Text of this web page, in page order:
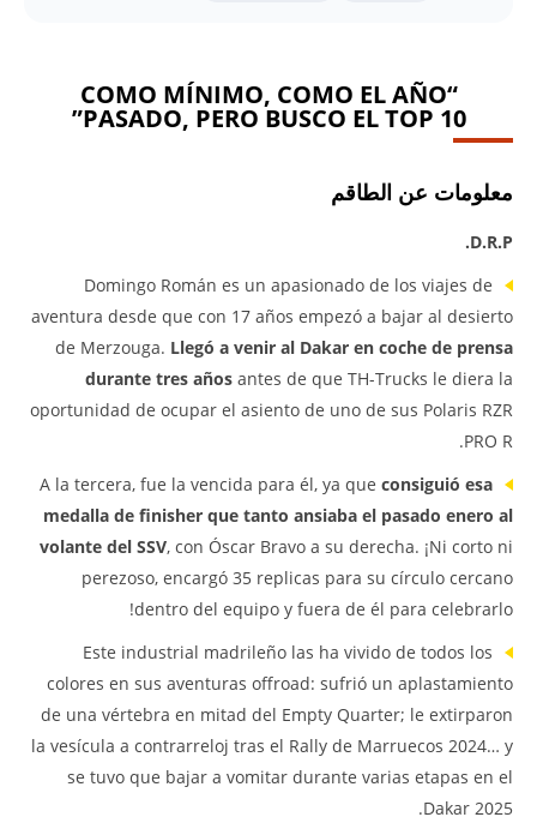
“COMO MÍNIMO, COMO EL AÑO
PASADO, PERO BUSCO EL TOP 10”
معلومات عن الطاقم
D.R.P.
Domingo Román es un apasionado de los viajes de
aventura desde que con 17 años empezó a bajar al desierto
de Merzouga. Llegó a venir al Dakar en coche de prensa
durante tres años antes de que TH-Trucks le diera la
oportunidad de ocupar el asiento de uno de sus Polaris RZR
PRO R.
A la tercera, fue la vencida para él, ya que consiguió esa
medalla de finisher que tanto ansiaba el pasado enero al
volante del SSV, con Óscar Bravo a su derecha. ¡Ni corto ni
perezoso, encargó 35 replicas para su círculo cercano
dentro del equipo y fuera de él para celebrarlo!
Este industrial madrileño las ha vivido de todos los
colores en sus aventuras offroad: sufrió un aplastamiento
de una vértebra en mitad del Empty Quarter; le extirparon
la vesícula a contrarreloj tras el Rally de Marruecos 2024… y
se tuvo que bajar a vomitar durante varias etapas en el
Dakar 2025.